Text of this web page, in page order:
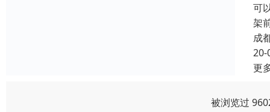
可
架
成
20-
更
被浏览过